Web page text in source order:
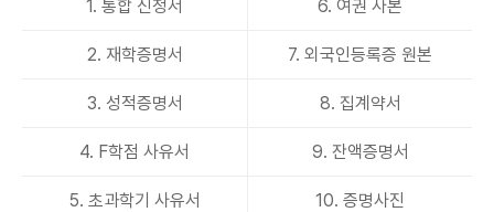
1. 통합 신청서 6. 여권 사본
2. 재학증명서 7. 외국인등록증 원본
3. 성적증명서 8. 집계약서
4. F학점 사유서 9. 잔액증명서
5. 초과학기 사유서 10. 증명사진